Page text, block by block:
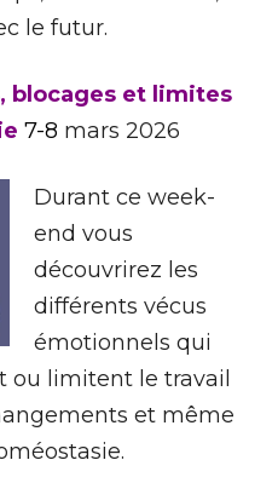
le futur.
blocages et limites
7-8 mars 2026
Durant ce week-
end vous
découvrirez les
différents vécus
émotionnels qui
ou limitent le travail
et même